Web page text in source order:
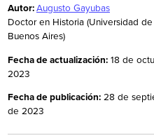
Autor:Augusto Gayubas
Doctor en Historia (Universidad de
Buenos Aires)
Fecha de actualización: 18 de
2023
Fecha de publicación: 28 de
de 2023